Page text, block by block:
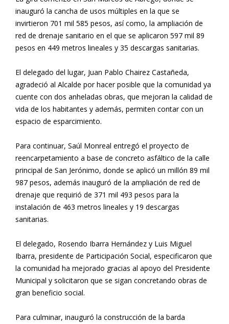
inauguró la cancha de usos múltiples en la que se
invirtieron 701 mil 585 pesos, así como, la ampliación de
red de drenaje sanitario en el que se aplicaron 597 mil 89
pesos en 449 metros lineales y 35 descargas sanitarias.
El delegado del lugar, Juan Pablo Chairez Castañeda,
agradeció al Alcalde por hacer posible que la comunidad ya
cuente con dos anheladas obras, que mejoran la calidad de
vida de los habitantes y además, permiten contar con un
espacio de esparcimiento.
Para continuar, Saúl Monreal entregó el proyecto de
reencarpetamiento a base de concreto asfáltico de la calle
principal de San Jerónimo, donde se aplicó un millón 89 mil
987 pesos, además inauguró de la ampliación de red de
drenaje que requirió de 371 mil 493 pesos para la
instalación de 463 metros lineales y 19 descargas
sanitarias.
El delegado, Rosendo Ibarra Hernández y Luis Miguel
Ibarra, presidente de Participación Social, especificaron que
la comunidad ha mejorado gracias al apoyo del Presidente
Municipal y solicitaron que se sigan concretando obras de
gran beneficio social.
Para culminar, inauguró la construcción de la barda